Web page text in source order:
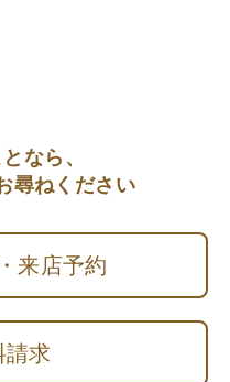
なら、
尋ねください
来店予約
請求